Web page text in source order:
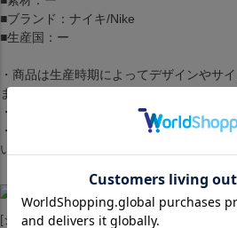
■ブランド：ナイキ/Nike
■生産国：ー
・商品は生産時期によってデザインやサ
ます。
・商品はモニターの影響で色の変化が感
・洗濯・アイロンの使用につきましては
い。
[ジャージ][ユニホーム][2022 World Series